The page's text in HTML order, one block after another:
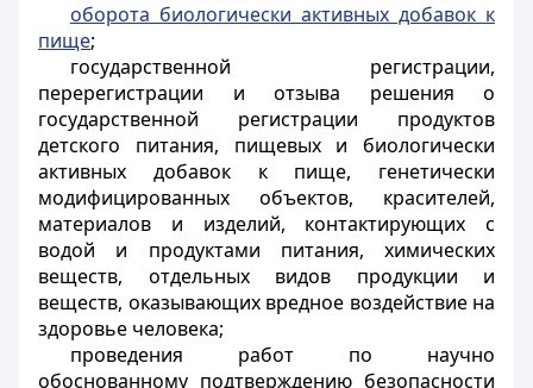
оборота биологически активных добавок к
пище;
государственной регистрации,
перерегистрации и отзыва решения о
государственной регистрации продуктов
детского питания, пищевых и биологически
активных добавок к пище, генетически
модифицированных объектов, красителей,
материалов и изделий, контактирующих с
водой и продуктами питания, химических
веществ, отдельных видов продукции и
веществ, оказывающих вредное воздействие на
здоровье человека;
проведения работ по научно
обоснованному подтверждению безопасности